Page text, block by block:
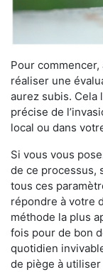
Pour
réaliser une
aurez subis. Cela
précise de
local ou dans
Si vous vous
de ce processus,
tous ces
répondre à votre
méthode la plus
fois pour de bon
quotidien
de piège à utiliser